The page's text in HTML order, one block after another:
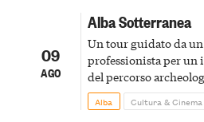
09
AGO
Alba Sotterranea
Un tour guidato da
professionista per un
del percorso
Alba Cultura & Cinema